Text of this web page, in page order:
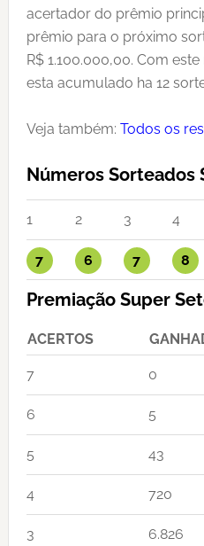
acertador do prêmio
prêmio para o próximo
R$ 1.100.000,00. Com
esta acumulado ha 12
Veja também: Todos os
Números Sorteados
1 2 3 4
7 6 7 8
Premiação Super
ACERTOS
7 0
6 5
5 43
4 720
3 6.826